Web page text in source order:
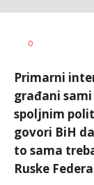
AUTOR
0
Primarni
građani
spoljnim
govori BiH
to sama
Ruske